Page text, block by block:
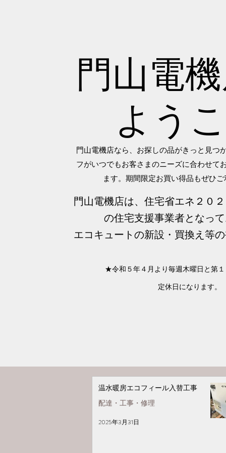
門山電
よう
門山電機店なら、お探しの品がきっと見つ
フがいつでもお客さまのニーズに合わせて
ます。期間限定お買い得品もぜひ
門山電機店は、 住宅省エネ２０
の住宅支援事業者となっ
エコキュートの新設・買換え等
★令和５年４月より毎週木曜日と第
定休日になります。
温水暖房エコフィール入替工事
配達・工事・修理
2025年3月31日